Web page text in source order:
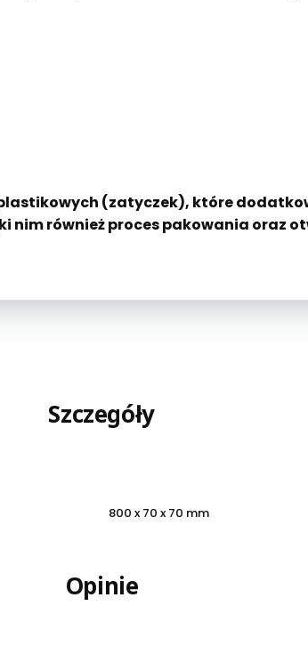
(zatyczek), które
nim również proces pakowania oraz
Szczegóły
800 x 70 x 70 mm
Opinie